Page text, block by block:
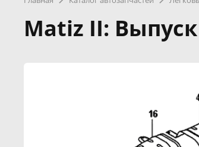
Matiz II: